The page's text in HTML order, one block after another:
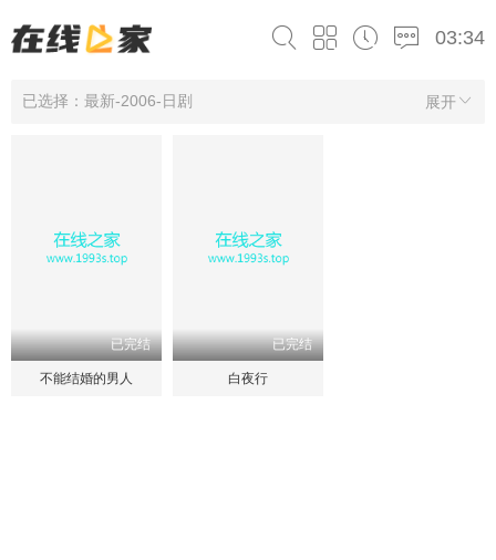
03:34
展开
已选择：最新-2006-日剧
已完结
不能结婚的男人
已完结
白夜行